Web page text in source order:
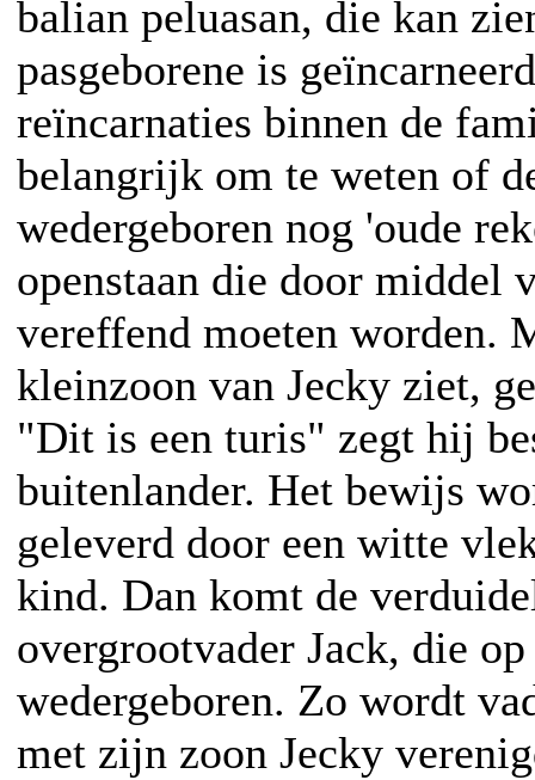
balian peluasan, die kan
pasgeborene is
reïncarnaties binnen de
belangrijk om te weten of
wedergeboren nog 'oude
openstaan die door middel
vereffend moeten worden.
kleinzoon van Jecky ziet,
"Dit is een turis" zegt hij
buitenlander. Het bewijs
geleverd door een witte
kind. Dan komt de
overgrootvader Jack, die
wedergeboren. Zo wordt
met zijn zoon Jecky